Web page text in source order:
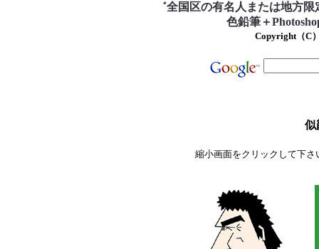
゛全国区の有名人または地方
色鉛筆＋
Copyright（C
似
縮小画面をクリックして下